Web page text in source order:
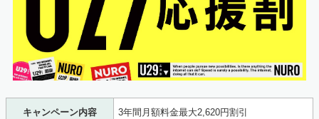
キャンペーン内容 3年間月額料金最大2,620円割引